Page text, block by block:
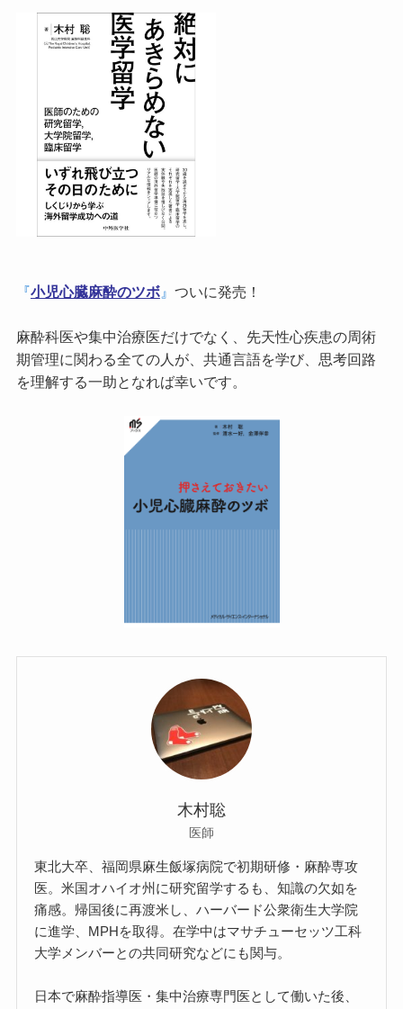
『小児心臓麻酔のツボ』 ついに発売！
麻酔科医や集中治療医だけでなく、先天性心疾患の周術
期管理に関わる全ての人が、共通言語を学び、思考回路
を理解する一助となれば幸いです。
木村聡
医師
東北大卒、福岡県麻生飯塚病院で初期研修・麻酔専攻
医。米国オハイオ州に研究留学するも、知識の欠如を
痛感。帰国後に再渡米し、ハーバード公衆衛生大学院
に進学、MPHを取得。在学中はマサチューセッツ工科
大学メンバーとの共同研究などにも関与。
日本で麻酔指導医・集中治療専門医として働いた後、